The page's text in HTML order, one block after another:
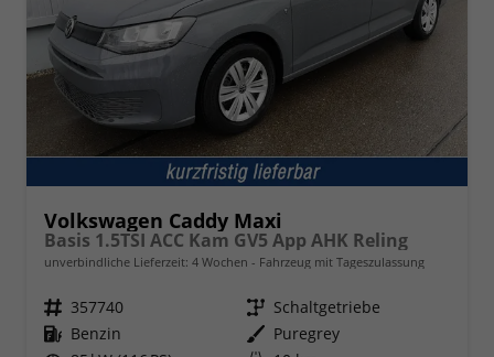
Volkswagen Caddy Maxi
Basis 1.5TSI ACC Kam GV5 App AHK Reling
unverbindliche Lieferzeit: 4 Wochen Fahrzeug mit Tageszulassung
Fahrzeugnr. 357740 Getriebe Schaltgetriebe
Kraftstoff Benzin Außenfarbe Puregrey